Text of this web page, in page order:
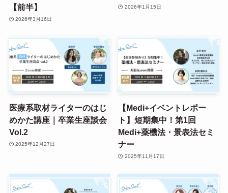
【前半】
2026年3月16日
2026年1月15日
医療系取材ライターのはじ
めかた講座｜卒業生座談会
Vol.2
2025年12月27日
【Medi+イベントレポー
ト】短期集中！第1回
Medi+薬機法・景表法セミ
ナー
2025年11月17日